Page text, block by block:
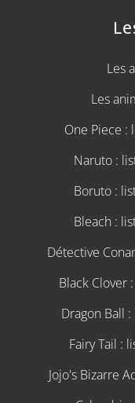
Les
Les
One Piece :
Naruto :
Boruto :
Bleach :
Détective
Black Clover
Dragon Ball
Fairy Tail :
Jojo's Bizarre